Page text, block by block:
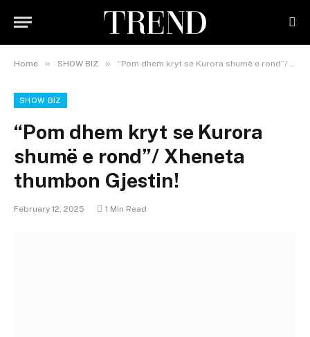
Home » SHOW BIZ » “Pom dhem kryt se Kurora shumë e rond”/ Xheneta thumbon Gjestin!
SHOW BIZ
“Pom dhem kryt se Kurora
shumë e rond”/ Xheneta
thumbon Gjestin!
February 12, 2025 1 Min Read